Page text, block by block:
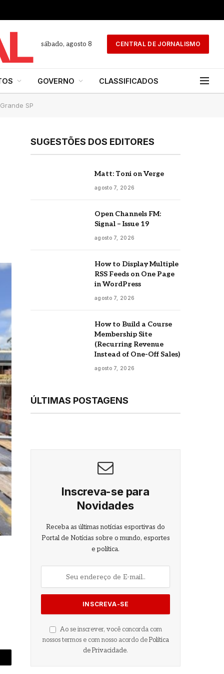
sábado, agosto 8 CENTRAL DE JORNALISMO
GOVERNO CLASSIFICADOS
SP
SUGESTÕES DOS EDITORES
Matt: Toni on Verge
agosto 7, 2026
Open Channels FM:
Signal – Issue 19
agosto 7, 2026
How to Display Multiple
RSS Feeds on One Page
in WordPress
agosto 7, 2026
How to Build a Course
Membership Site
(Recurring Revenue
Instead of One-Off Sales)
agosto 7, 2026
ÚLTIMAS POSTAGENS
Inscreva-se para
Novidades
Receba as últimas notícias esportivas do
Portal de Notícias sobre o mundo, esportes
e política.
Ao se inscrever, você concorda com
nossos termos e com nosso acordo de Política
de Privacidade.